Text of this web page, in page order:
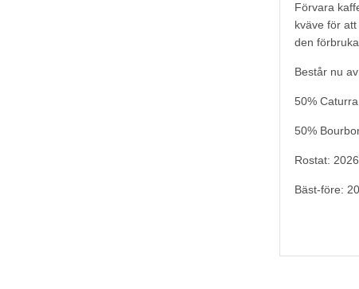
Förvara
kväve för
den
Består nu
50%
50%
Rostat:
Bäst-före: